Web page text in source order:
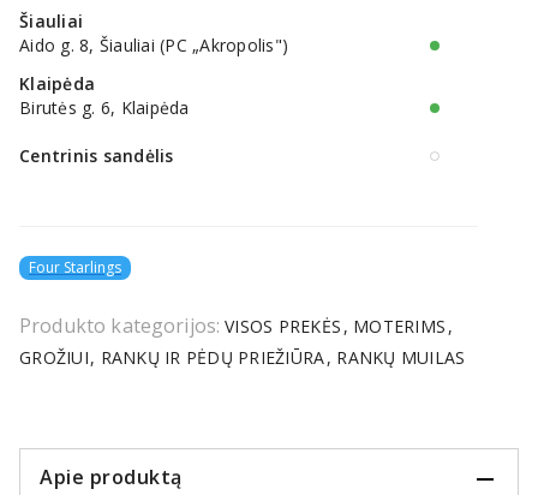
Šiauliai
Aido g. 8, Šiauliai (PC „Akropolis")
Klaipėda
Birutės g. 6, Klaipėda
Centrinis sandėlis
Four Starlings
Produkto kategorijos: VISOS PREKĖS MOTERIMS
GROŽIUI RANKŲ IR PĖDŲ PRIEŽIŪRA RANKŲ MUILAS
Apie produktą